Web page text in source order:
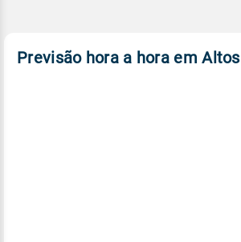
Previsão hora a hora em Altos